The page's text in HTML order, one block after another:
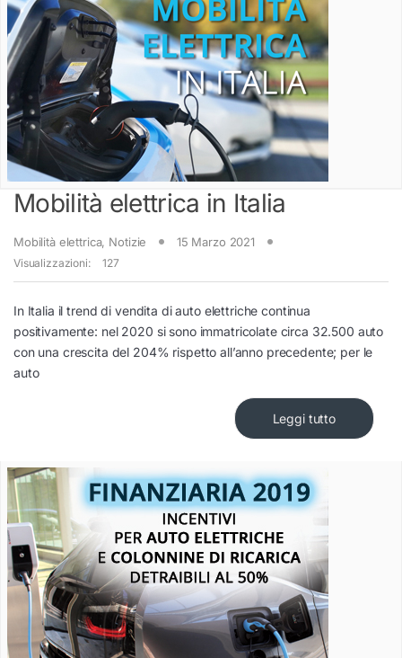
Mobilità elettrica in Italia
Mobilità elettrica, Notizie 15 Marzo 2021
Visualizzazioni: 127
In Italia il trend di vendita di auto elettriche continua
positivamente: nel 2020 si sono immatricolate circa 32.500 auto
con una crescita del 204% rispetto all’anno precedente; per le
auto
Leggi tutto